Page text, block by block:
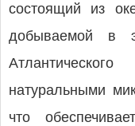
состоящий из
добываемой в
натуральными
что